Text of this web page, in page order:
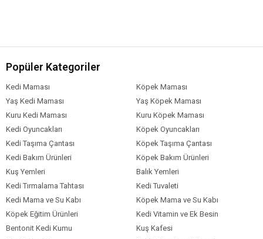
BİLEŞİM
Kuzu Eti %17
Mısır Gluten Unu
Pirinç
Hayvansal Yağ
Soya Proteini
Bezelye Proteini Konsantresi
Mısır Nişastası
Kurutulmuş Yumurta
Mısır
Kurutulmuş Hindiba Kökü %2
Mineraller
Balık Yağı
Popüler Kategoriler
Kedi Maması
Köpek Maması
Yaş Kedi Maması
Yaş Köpek Maması
Kuru Kedi Maması
Kuru Köpek Maması
Kedi Oyuncakları
Köpek Oyuncakları
Kedi Taşıma Çantası
Köpek Taşıma Çantası
Kedi Bakım Ürünleri
Köpek Bakım Ürünleri
Kuş Yemleri
Balık Yemleri
Kedi Tırmalama Tahtası
Kedi Tuvaleti
Kedi Mama ve Su Kabı
Köpek Mama ve Su Kabı
Köpek Eğitim Ürünleri
Kedi Vitamin ve Ek Besin
Bentonit Kedi Kumu
Kuş Kafesi